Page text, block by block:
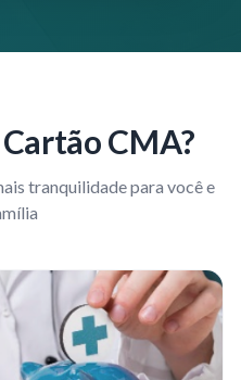
CMA?
tranquilidade para você e